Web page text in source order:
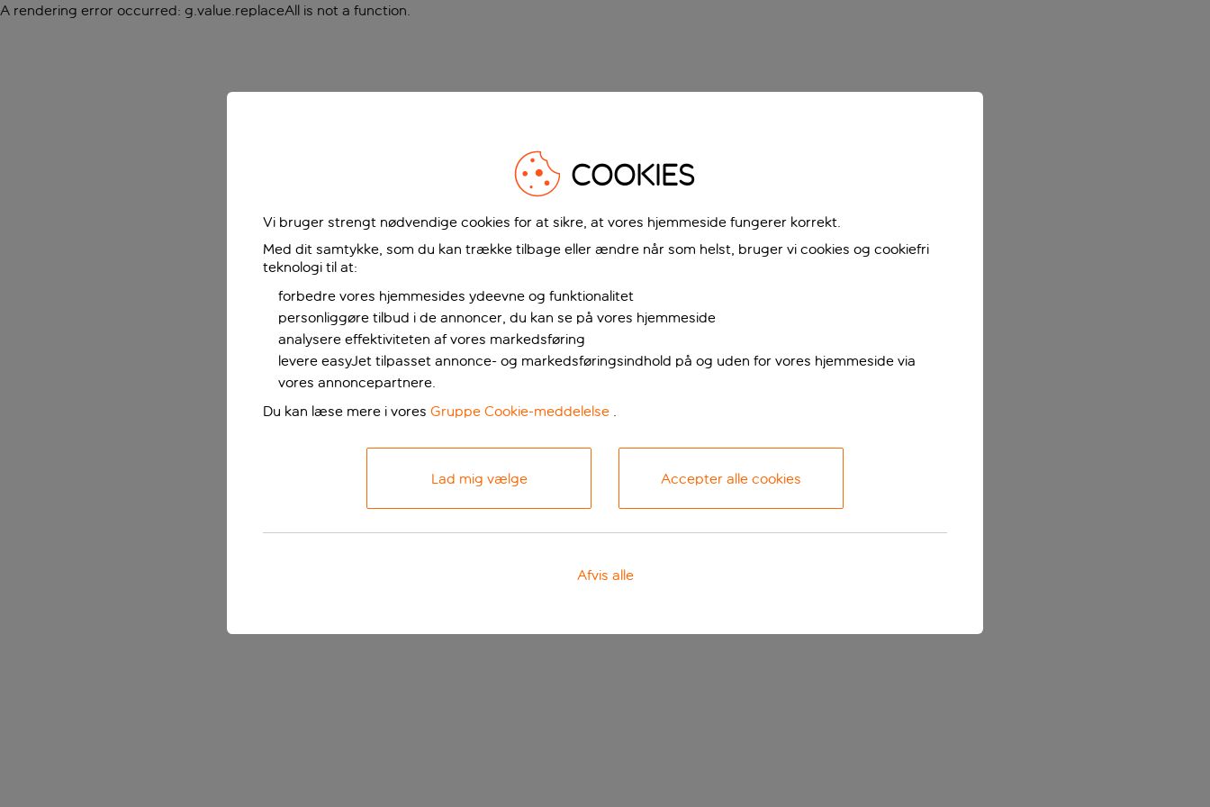
A rendering error occurred: g.value.replaceAll is not a function.
COOKIES
Vi bruger strengt nødvendige cookies for at sikre, at vores hjemmeside fungerer korrekt.
Med dit samtykke, som du kan trække tilbage eller ændre når som helst, bruger vi cookies og cookiefri
teknologi til at:
forbedre vores hjemmesides ydeevne og funktionalitet
personliggøre tilbud i de annoncer, du kan se på vores hjemmeside
analysere effektiviteten af vores markedsføring
levere easyJet tilpasset annonce- og markedsføringsindhold på og uden for vores hjemmeside via
vores annoncepartnere.
Du kan læse mere i vores Gruppe Cookie-meddelelse .
Lad mig vælge Accepter alle cookies
Afvis alle